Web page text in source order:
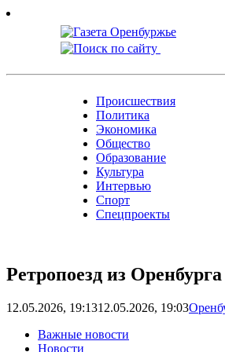
Skip
Происшествия
Политика
Экономика
Общество
Образование
Культура
Интервью
Спорт
Спецпроекты
Ретропоезд из
12.05.2026, 19:1312.05.2026, 19:03
Важные новости
Новости